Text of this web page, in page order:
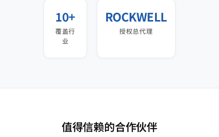
10+
覆盖行
业
ROCKWELL
授权总代理
值得信赖的合作伙伴